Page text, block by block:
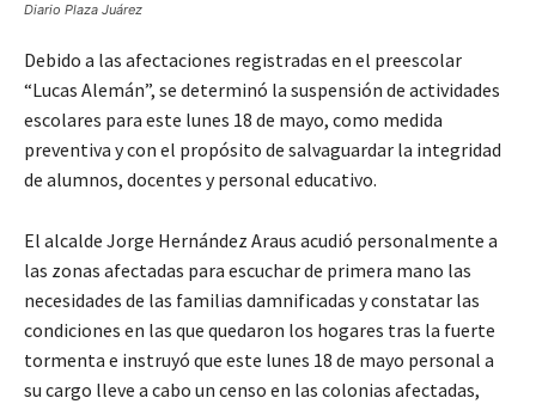
Diario Plaza Juárez
Debido a las afectaciones registradas en el preescolar
“Lucas Alemán”, se determinó la suspensión de actividades
escolares para este lunes 18 de mayo, como medida
preventiva y con el propósito de salvaguardar la integridad
de alumnos, docentes y personal educativo.
El alcalde Jorge Hernández Araus acudió personalmente a
las zonas afectadas para escuchar de primera mano las
necesidades de las familias damnificadas y constatar las
condiciones en las que quedaron los hogares tras la fuerte
tormenta e instruyó que este lunes 18 de mayo personal a
su cargo lleve a cabo un censo en las colonias afectadas,